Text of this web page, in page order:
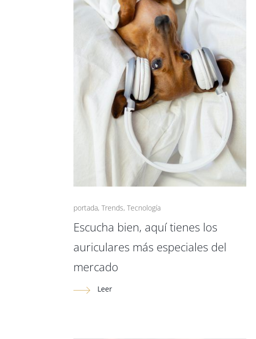
portada,Trends,Tecnología
Escucha bien, aquí tienes los
auriculares más especiales del
mercado
Leer